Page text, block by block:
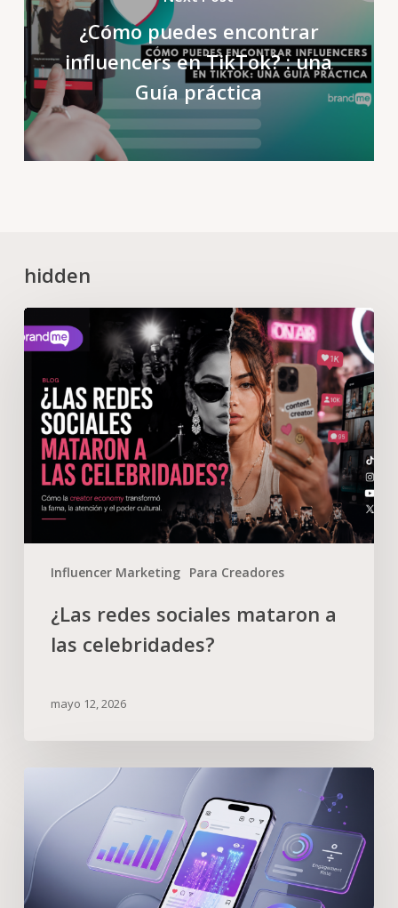
¿Cómo puedes encontrar
influencers en TikTok? : una
Guía práctica
hidden
Influencer Marketing Para Creadores
¿Las redes sociales mataron a
las celebridades?
mayo 12, 2026